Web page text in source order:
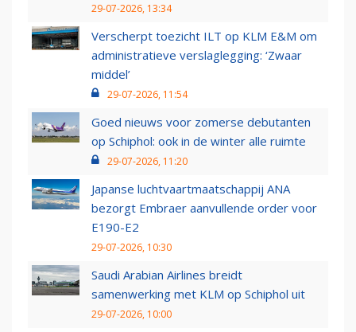
29-07-2026, 13:34
Verscherpt toezicht ILT op KLM E&M om
administratieve verslaglegging: ‘Zwaar
middel’
29-07-2026, 11:54
Goed nieuws voor zomerse debutanten
op Schiphol: ook in de winter alle ruimte
29-07-2026, 11:20
Japanse luchtvaartmaatschappij ANA
bezorgt Embraer aanvullende order voor
E190-E2
29-07-2026, 10:30
Saudi Arabian Airlines breidt
samenwerking met KLM op Schiphol uit
29-07-2026, 10:00